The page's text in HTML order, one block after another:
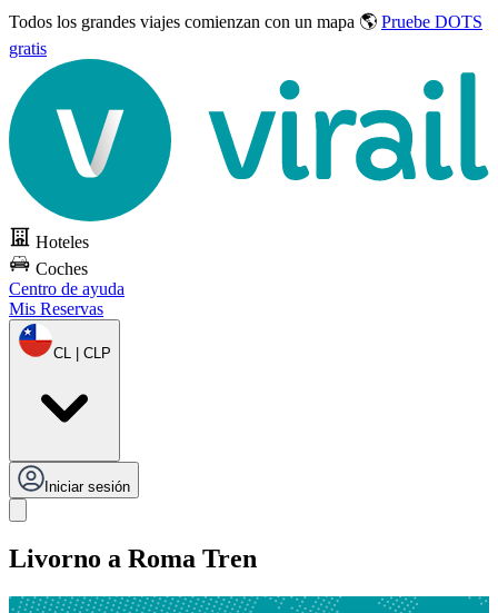
Todos los grandes viajes comienzan con un mapa 🌎 Pruebe DOTS
gratis
Hoteles
Coches
Centro de ayuda
Mis Reservas
CL | CLP
Iniciar sesión
Livorno a Roma Tren